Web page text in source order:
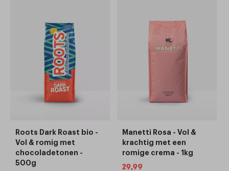
Roots Dark Roast bio -
Vol & romig met
chocoladetonen -
500g
Manetti Rosa - Vol &
krachtig met een
romige crema - 1kg
Normale
29,99